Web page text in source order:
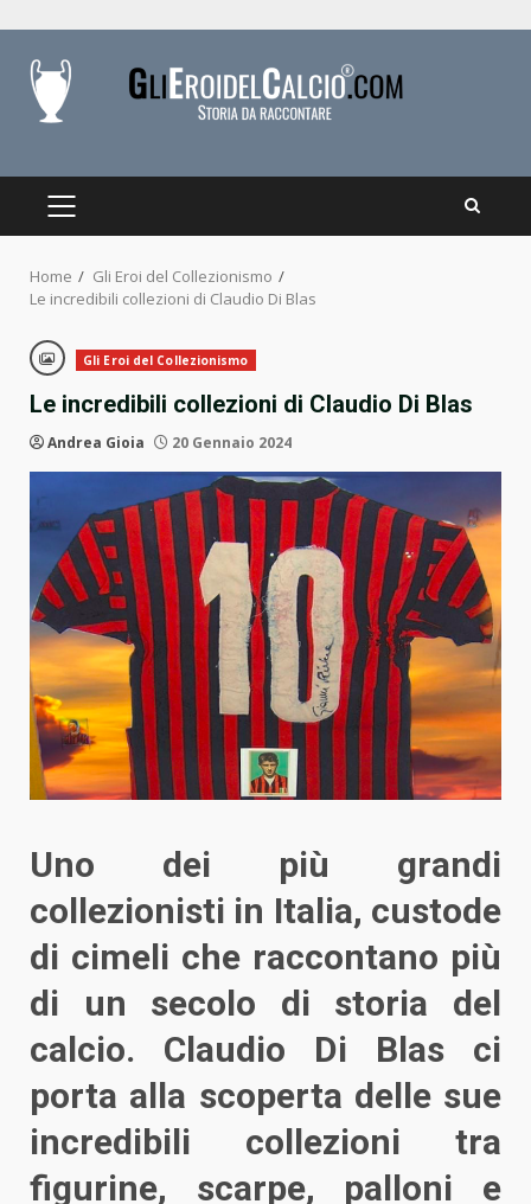
content
PRIMARY
Home
Gli Eroi del Collezionismo
Le incredibili collezioni di Claudio Di Blas
Gli Eroi del Collezionismo
Le incredibili collezioni di Claudio Di Blas
Andrea Gioia 20 Gennaio 2024
Uno dei più grandi
collezionisti in Italia, custode
di cimeli che raccontano più
di un secolo di storia del
calcio. Claudio Di Blas ci
porta alla scoperta delle sue
incredibili collezioni tra
figurine, scarpe, palloni e